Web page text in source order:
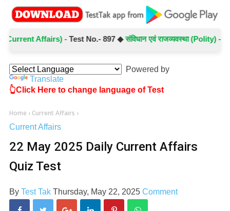
Affairs) -Test No.- 897 ◆संविधान एवं राजव्यवस्था (Polity) -Test
Powered by
Translate
👆Click Here to change language of Test
Home › Current Affairs ›
Current Affairs
22 May 2025 Daily Current Affairs
Quiz Test
By Test Tak Thursday, May 22, 2025 Comment